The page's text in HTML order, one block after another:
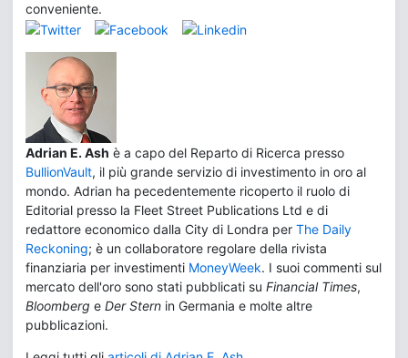
conveniente.
Adrian E. Ash è a capo del Reparto di Ricerca presso
BullionVault, il più grande servizio di investimento in oro al
mondo. Adrian ha pecedentemente ricoperto il ruolo di
Editorial presso la Fleet Street Publications Ltd e di
redattore economico dalla City di Londra per The Daily
Reckoning; è un collaboratore regolare della rivista
finanziaria per investimenti MoneyWeek. I suoi commenti sul
mercato dell'oro sono stati pubblicati su Financial Times,
Bloomberg e Der Stern in Germania e molte altre
pubblicazioni.